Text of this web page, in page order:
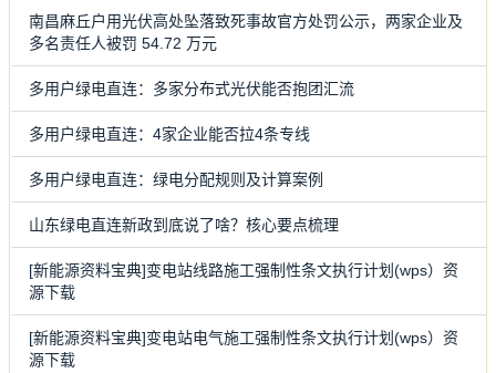
南昌麻丘户用光伏高处坠落致死事故官方处罚公示，两家企业及
多名责任人被罚 54.72 万元
多用户绿电直连：多家分布式光伏能否抱团汇流
多用户绿电直连：4家企业能否拉4条专线
多用户绿电直连：绿电分配规则及计算案例
山东绿电直连新政到底说了啥？核心要点梳理
[新能源资料宝典]变电站线路施工强制性条文执行计划(wps）资
源下载
[新能源资料宝典]变电站电气施工强制性条文执行计划(wps）资
源下载